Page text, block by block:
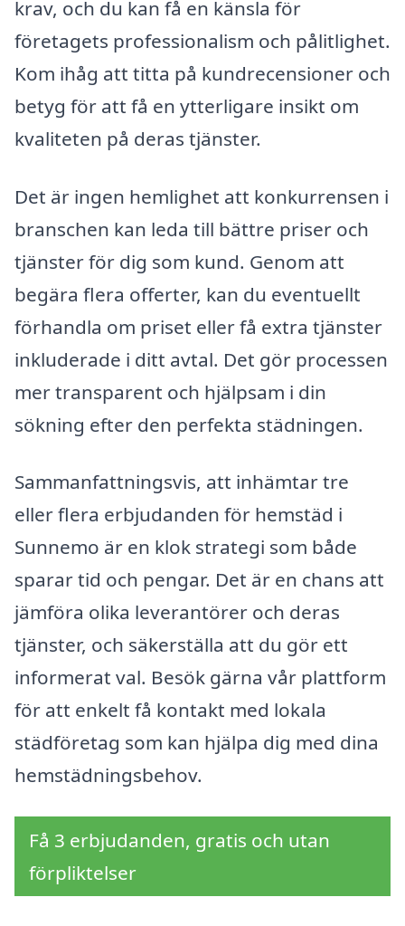
krav, och du kan få en känsla för
företagets professionalism och pålitlighet.
Kom ihåg att titta på kundrecensioner och
betyg för att få en ytterligare insikt om
kvaliteten på deras tjänster.
Det är ingen hemlighet att konkurrensen i
branschen kan leda till bättre priser och
tjänster för dig som kund. Genom att
begära flera offerter, kan du eventuellt
förhandla om priset eller få extra tjänster
inkluderade i ditt avtal. Det gör processen
mer transparent och hjälpsam i din
sökning efter den perfekta städningen.
Sammanfattningsvis, att inhämtar tre
eller flera erbjudanden för hemstäd i
Sunnemo är en klok strategi som både
sparar tid och pengar. Det är en chans att
jämföra olika leverantörer och deras
tjänster, och säkerställa att du gör ett
informerat val. Besök gärna vår plattform
för att enkelt få kontakt med lokala
städföretag som kan hjälpa dig med dina
hemstädningsbehov.
Få 3 erbjudanden, gratis och utan
förpliktelser